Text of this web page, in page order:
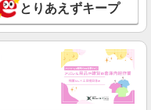
とりあえずキープ